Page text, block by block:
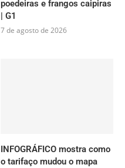
poedeiras e frangos caipiras
| G1
7 de agosto de 2026
INFOGRÁFICO mostra como
o tarifaço mudou o mapa